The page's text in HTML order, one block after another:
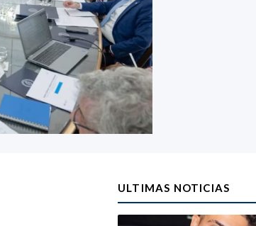
ULTIMAS NOTICIAS